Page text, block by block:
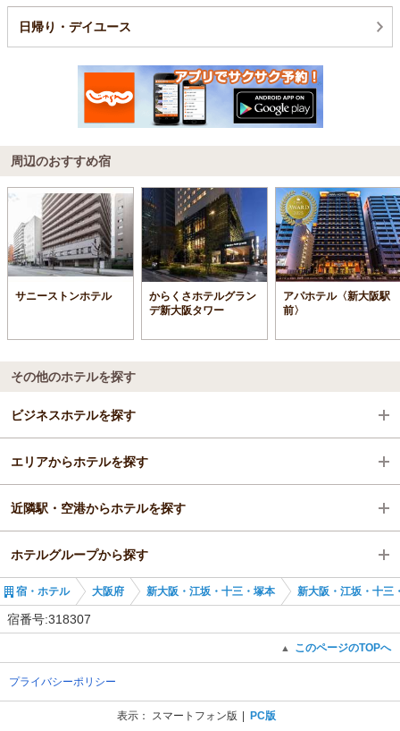
日帰り・デイユース
周辺のおすすめ宿
サニーストンホテル
からくさホテルグラン
デ新大阪タワー
アパホテル〈新大阪駅
前〉
その他のホテルを探す
ビジネスホテルを探す
大阪府
新大阪・江坂・十三・塚本
新大阪駅
エリアからホテルを探す
大阪府
新大阪・江坂・十三・塚本
新大阪駅
近隣駅・空港からホテルを探す
新大阪駅
西中島南方駅
ホテルグループから探す
全国のリブマックスホテルズ＆リゾーツ
宿・ホテル 大阪府 新大阪・江坂・十三・塚本 新大阪・江坂・十三
宿番号:318307
▲ このページのTOPへ
プライバシーポリシー
表示： スマートフォン版 PC版